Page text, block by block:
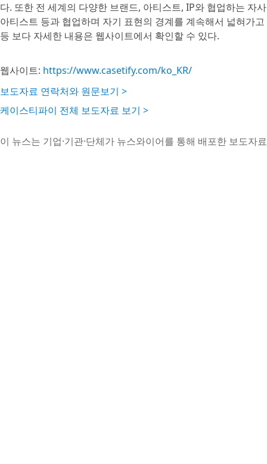
다. 또한 전 세계의 다양한 브랜드, 아티스트, IP와 협업하는 자
아티스트 등과 협업하며 자기 표현의 경계를 계속해서 넓혀가
등 보다 자세한 내용은 웹사이트에서 확인할 수 있다.
웹사이트: https://www.casetify.com/ko_KR/
보도자료 연락처와 원문보기 >
케이스티파이 전체 보도자료 보기 >
이 뉴스는 기업·기관·단체가 뉴스와이어를 통해 배포한 보도자